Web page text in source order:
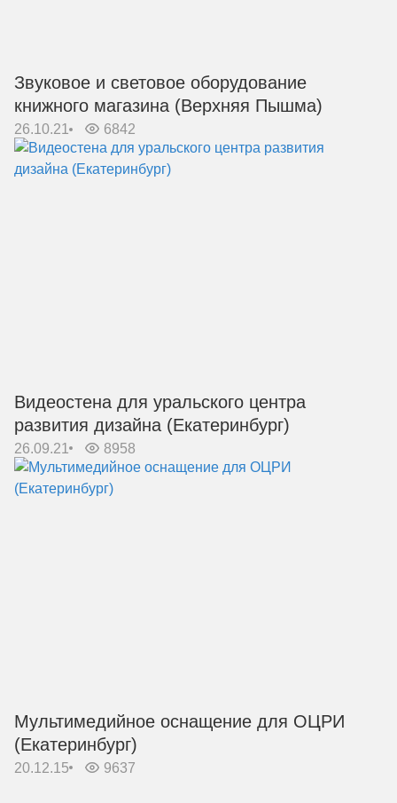
Звуковое и световое оборудование
книжного магазина (Верхняя Пышма)
26.10.21 6842
Видеостена для уральского центра
развития дизайна (Екатеринбург)
26.09.21 8958
Мультимедийное оснащение для ОЦРИ
(Екатеринбург)
20.12.15 9637